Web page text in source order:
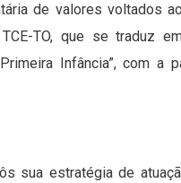
de valores voltados
TO, que se traduz
Infância”, com a
sua estratégia de